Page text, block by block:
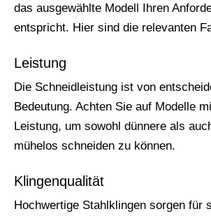
das ausgewählte Modell Ihren
entspricht. Hier sind die relevanten
Leistung
Die Schneidleistung ist von
Bedeutung. Achten Sie auf Modelle
Leistung, um sowohl dünnere als
mühelos schneiden zu können.
Klingenqualität
Hochwertige Stahlklingen sorgen für